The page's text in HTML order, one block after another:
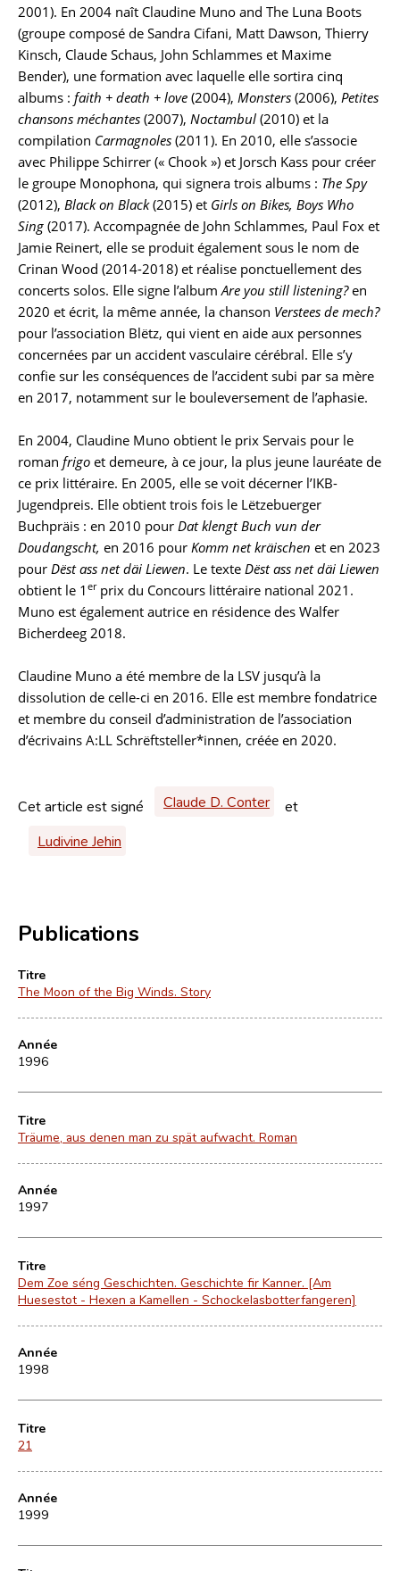
2001). En 2004 naît Claudine Muno and The Luna Boots
(groupe composé de Sandra Cifani, Matt Dawson, Thierry
Kinsch, Claude Schaus, John Schlammes et Maxime
Bender), une formation avec laquelle elle sortira cinq
albums : faith + death + love (2004), Monsters (2006), Petites
chansons méchantes (2007), Noctambul (2010) et la
compilation Carmagnoles (2011). En 2010, elle s’associe
avec Philippe Schirrer (« Chook ») et Jorsch Kass pour créer
le groupe Monophona, qui signera trois albums : The Spy
(2012), Black on Black(2015) et Girls on Bikes, Boys Who
Sing (2017). Accompagnée de John Schlammes, Paul Fox et
Jamie Reinert, elle se produit également sous le nom de
Crinan Wood (2014-2018) et réalise ponctuellement des
concerts solos. Elle signe l’albumAre you still listening?en
2020 et écrit, la même année, la chanson Verstees de mech?
pour l’association Blëtz, qui vient en aide aux personnes
concernées par un accident vasculaire cérébral. Elle s’y
confie sur les conséquences de l’accident subi par sa mère
en 2017, notamment sur le bouleversement de l’aphasie.
En 2004, Claudine Muno obtient le prix Servais pour le
roman frigo et demeure, à ce jour, la plus jeune lauréate de
ce prix littéraire. En 2005, elle se voit décerner l’IKB-
Jugendpreis. Elle obtient trois fois le Lëtzebuerger
Buchpräis : en 2010 pour Dat klengt Buch vun der
Doudangscht, en 2016 pour Komm net kräischen et en 2023
pour Dëst ass net däi Liewen. Le texte Dëst ass net däi Liewen
obtient le 1 erprix du Concours littéraire national 2021.
Muno est également autrice en résidence des Walfer
Bicherdeeg 2018.
Claudine Muno a été membre de la LSV jusqu’à la
dissolution de celle-ci en 2016. Elle est membre fondatrice
et membre du conseil d’administration de l’association
d’écrivains A:LL Schrëftsteller*innen, créée en 2020.
Cet article est signé Claude D. Conter
et
Ludivine Jehin
Publications
Titre
The Moon of the Big Winds. Story
Année
1996
Titre
Träume, aus denen man zu spät aufwacht. Roman
Année
1997
Titre
Dem Zoe séng Geschichten. Geschichte fir Kanner. [Am
Huesestot - Hexen a Kamellen - Schockelasbotterfangeren]
Année
1998
Titre
21
Année
1999